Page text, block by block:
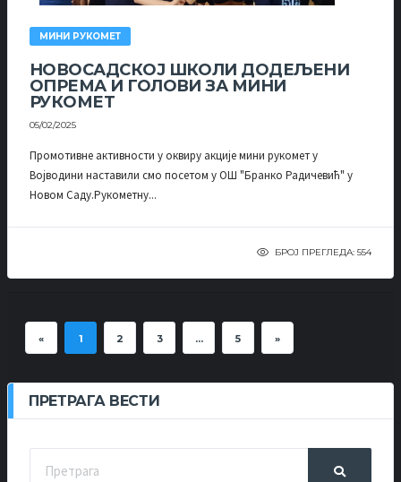
МИНИ РУКОМЕТ
НОВОСАДСКОЈ ШКОЛИ ДОДЕЉЕНИ
ОПРЕМА И ГОЛОВИ ЗА МИНИ
РУКОМЕТ
05/02/2025
Промотивне активности у оквиру акције мини рукомет у
Војводини наставили смо посетом у ОШ "Бранко Радичевић" у
Новом Саду.Рукометну...
БРОЈ ПРЕГЛЕДА: 554
« 1 2 3 ... 5 »
ПРЕТРАГА ВЕСТИ